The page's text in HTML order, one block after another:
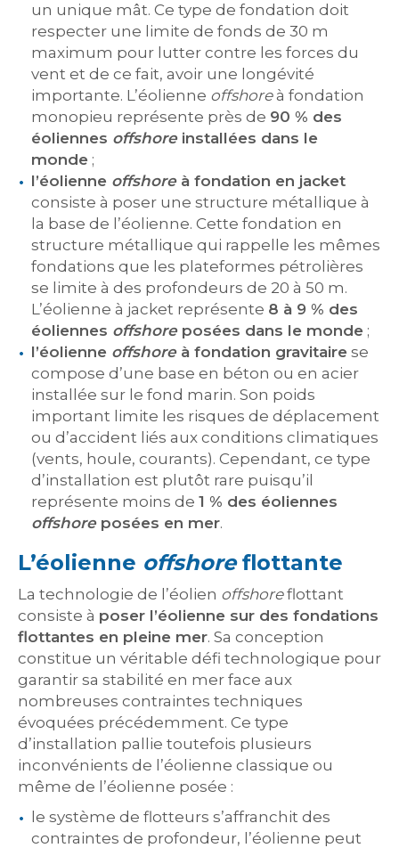
un unique mât. Ce type de fondation doit
respecter une limite de fonds de 30 m
maximum pour lutter contre les forces du
vent et de ce fait, avoir une longévité
importante. L’éolienne offshoreà fondation
monopieu représente près de 90 % des
éoliennes offshoreinstallées dans le
monde ;
l’éolienne offshoreà fondation en jacket
consiste à poser une structure métallique à
la base de l’éolienne. Cette fondation en
structure métallique qui rappelle les mêmes
fondations que les plateformes pétrolières
se limite à des profondeurs de 20 à 50 m.
L’éolienne à jacket représente 8 à 9 % des
éoliennes offshoreposées dans le monde ;
l’éolienne offshoreà fondation gravitaire se
compose d’une base en béton ou en acier
installée sur le fond marin. Son poids
important limite les risques de déplacement
ou d’accident liés aux conditions climatiques
(vents, houle, courants). Cependant, ce type
d’installation est plutôt rare puisqu’il
représente moins de 1 % des éoliennes
offshoreposées en mer.
L’éolienne offshoreflottante
La technologie de l’éolien offshoreflottant
consiste à poser l’éolienne sur des fondations
flottantes en pleine mer. Sa conception
constitue un véritable défi technologique pour
garantir sa stabilité en mer face aux
nombreuses contraintes techniques
évoquées précédemment. Ce type
d’installation pallie toutefois plusieurs
inconvénients de l’éolienne classique ou
même de l’éolienne posée :
le système de flotteurs s’affranchit des
contraintes de profondeur, l’éolienne peut